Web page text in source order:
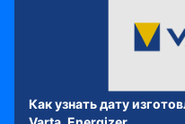
Как узнать дату